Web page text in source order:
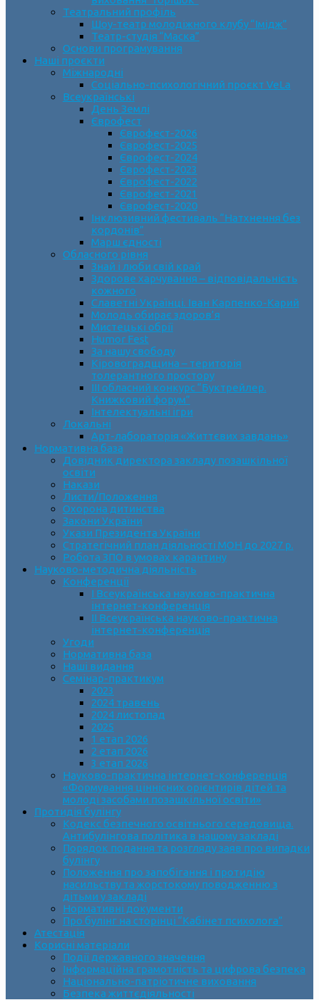
Театральний профіль
Шоу-театр молодіжного клубу “Імідж”
Театр-студія “Маска”
Основи програмування
Наші проєкти
Міжнародні
Соціально-психологічний проєкт VeLa
Всеукраїнські
День Землі
Єврофест
Єврофест-2026
Єврофест-2025
Єврофест-2024
Єврофест-2023
Єврофест-2022
Єврофест-2021
Єврофест-2020
Інклюзивний фестиваль “Натхнення без
кордонів”
Марш єдності
Обласного рівня
Знай і люби свій край
Здорове харчування – відповідальність
кожного
Славетні Українці. Іван Карпенко-Карий
Молодь обирає здоров’я
Мистецькі обрії
Humor Fest
За нашу свободу
Кіровоградщина – територія
толерантного простору
ІII обласний конкурс “Буктрейлер.
Книжковий форум”
Інтелектуальні ігри
Локальні
Арт-лабораторія «Життєвих завдань»
Нормативна база
Довідник директора закладу позашкільної
освіти
Накази
Листи/Положення
Охорона дитинства
Закони України
Укази Президента України
Стратегічний план діяльності МОН до 2027 р.
Робота ЗПО в умовах карантину
Науково-методична діяльність
Конференції
І Всеукраїнська науково-практична
інтернет-конференція
ІІ Всеукраїнська науково-практична
інтернет-конференція
Угоди
Нормативна база
Наші видання
Семінар-практикум
2023
2024 травень
2024 листопад
2025
1 етап 2026
2 етап 2026
3 етап 2026
Науково-практична інтернет-конференція
«Формування ціннісних орієнтирів дітей та
молоді засобами позашкільної освіти»
Протидія булінгу
Кодекс безпечного освітнього середовища.
Антибулінгова політика в нашому закладі
Порядок подання та розгляду заяв про випадки
булінгу
Положення про запобігання і протидію
насильству та жорстокому поводженню з
дітьми у закладі
Нормативні документи
Про булінг на сторінці “Кабінет психолога”
Атестація
Корисні матеріали
Події державного значення
Інформаційна грамотність та цифрова безпека
Національно-патріотичне виховання
Безпека життєдіяльності